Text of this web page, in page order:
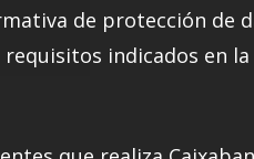
de protección de
indicados en